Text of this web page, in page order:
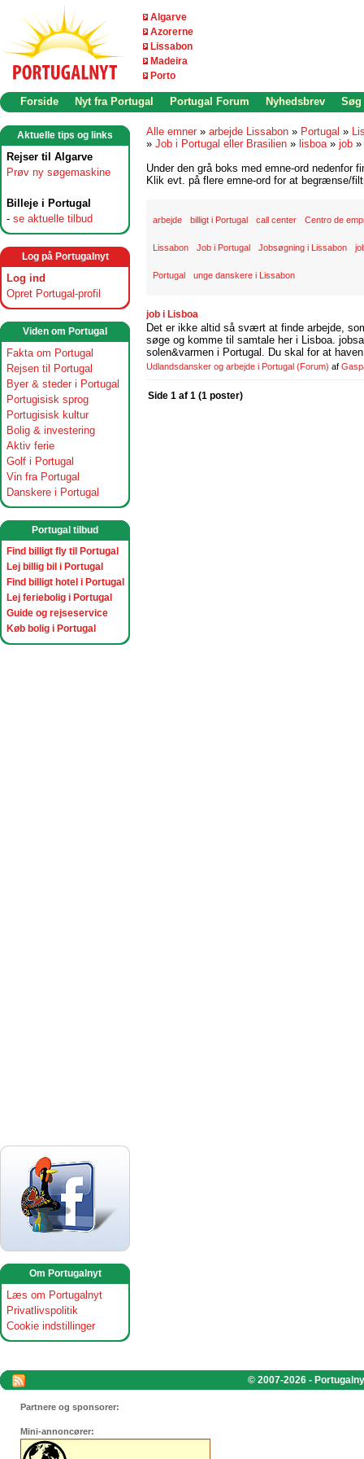
Algarve
Azorerne
Lissabon
Madeira
Porto
Forside Nyt fra Portugal Portugal Forum Nyhedsbrev Søg
Aktuelle tips og links
Rejser til Algarve
Prøv ny søgemaskine
Billeje i Portugal
- se aktuelle tilbud
Log på Portugalnyt
Log ind
Opret Portugal-profil
Viden om Portugal
Fakta om Portugal
Rejsen til Portugal
Byer & steder i Portugal
Portugisisk sprog
Portugisisk kultur
Bolig & investering
Aktiv ferie
Golf i Portugal
Vin fra Portugal
Danskere i Portugal
Portugal tilbud
Find billigt fly til Portugal
Lej billig bil i Portugal
Find billigt hotel i Portugal
Lej feriebolig i Portugal
Guide og rejseservice
Køb bolig i Portugal
Om Portugalnyt
Læs om Portugalnyt
Privatlivspolitik
Cookie indstillinger
Alle emner » arbejde Lissabon » Portugal »
» Job i Portugal eller Brasilien » lisboa» job »
Under den grå boks med emne-ord nedenfor
Klik evt. på flere emne-ord for at begrænse/
arbejde billigt i Portugal call center Centro de
Lissabon Job i Portugal Jobsøgning i Lissabon
Portugal unge danskere i Lissabon
job i Lisboa
Det er ikke altid så svært at finde arbejde,
søge og komme til samtale her i Lisboa.
solen&varmen i Portugal. Du skal for at
Udlandsdansker og arbejde i Portugal (Forum) af
Side 1 af 1 (1 poster)
© 2007-2026 -
Partnere og sponsorer:
Mini-annoncører: